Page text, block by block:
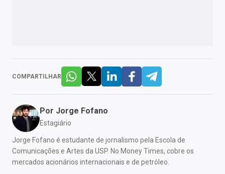
COMPARTILHAR
Por Jorge Fofano
Estagiário
Jorge Fofano é estudante de jornalismo pela Escola de
Comunicações e Artes da USP. No Money Times, cobre os
mercados acionários internacionais e de petróleo.